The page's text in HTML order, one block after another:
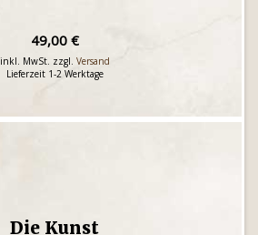
49,00 €
inkl. MwSt. zzgl. Versand
Lieferzeit 1-2 Werktage
Die Kunst